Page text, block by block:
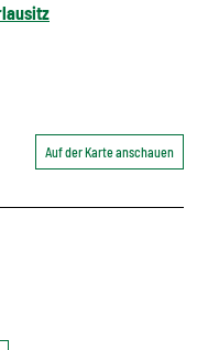
Auf der Karte anschauen